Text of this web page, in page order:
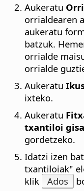
Aukeratu
orrialdearen
aukeratu
batzuk.
orrialde
orrialde
Aukeratu
ixteko.
Aukeratu
txantiloi gisa
gordetzeko.
Idatzi izen
txantiloiak"
klik
Ados